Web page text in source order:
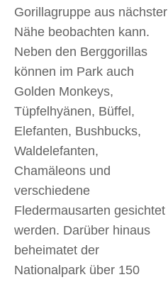
Gorillagruppe aus nächster
Nähe beobachten kann.
Neben den Berggorillas
können im Park auch
Golden Monkeys,
Tüpfelhyänen, Büffel,
Elefanten, Bushbucks,
Waldelefanten,
Chamäleons und
verschiedene
Fledermausarten gesichtet
werden. Darüber hinaus
beheimatet der
Nationalpark über 150